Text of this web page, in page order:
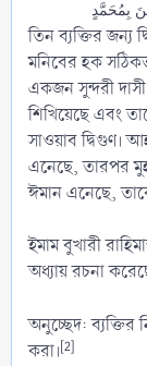
بِمُحَمَّدٍ
তিন ব্যক্তির জন্য
মনিবের হক
একজন সুন্দরী
শিখিয়েছে এবং
সাওয়াব দ্বিগুণ।
এনেছে, তারপর
ঈমান এনেছে,
ইমাম বুখারী
অধ্যায় রচনা
অনুচ্ছেদ: ব্যক্তির
করা।[2]